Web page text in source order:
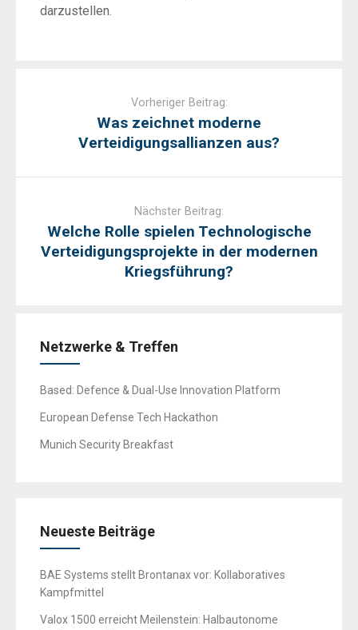
darzustellen.
Vorheriger Beitrag:
Was zeichnet moderne
Verteidigungsallianzen aus?
Nächster Beitrag:
Welche Rolle spielen Technologische
Verteidigungsprojekte in der modernen
Kriegsführung?
Netzwerke & Treffen
Based: Defence & Dual-Use Innovation Platform
European Defense Tech Hackathon
Munich Security Breakfast
Neueste Beiträge
BAE Systems stellt Brontanax vor: Kollaboratives
Kampfmittel
Valox 1500 erreicht Meilenstein: Halbautonome